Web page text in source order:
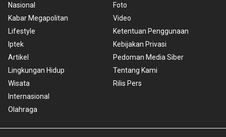
Nasional
Kabar Megapolitan
Lifestyle
Iptek
Artikel
Lingkungan Hidup
Wisata
Internasional
Olahraga
Foto
Video
Ketentuan Penggunaan
Kebijakan Privasi
Pedoman Media Siber
Tentang Kami
Rilis Pers